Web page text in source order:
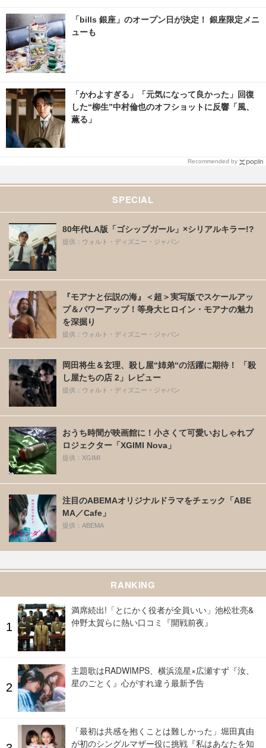
「bills 銀座」のオープン日が決定！ 銀座限定メニ
ューも
「かわよすぎる」「元気になって良かった」回復
した“柳生”中村倫也のオフショットに反響「風、
薫る」
Recommended by
SPECIAL
80年代LA版「ゴシップガール」×シリアルキラー!?
提供：ウォルト・ディズニー・ジャパン
『モアナと伝説の海』＜超＞実写版でスケールアッ
プ＆パワーアップ！等身大ヒロイン・モアナの魅力
を深掘り
提供：ウォルト・ディズニー・ジャパン
岡田将生＆玄理、殺し屋“姉弟“の活躍に期待！ 「殺
し屋たちの店 2」レビュー
提供：ウォルト・ディズニー・ジャパン
おうち時間が映画館に！小さくて可愛いおしゃれプ
ロジェクター「XGIMI Nova」
提供：XGIMI
注目のABEMAオリジナルドラマをチェック「ABE
MA／Cafe」
提供：ABEMA
RANKING
満席続出!「とにかく役者が全員いい」池松壮亮&
仲野太賀らに熱い口コミ『開戦前夜』
主題歌はRADWIMPS、横浜流星×広瀬すず『汝、
星のごとく』心がすれ違う最新予告
「最初は共感を抱くことは難しかった」堀田真由
が初のシングルマザー役に挑戦『私はあなたを知